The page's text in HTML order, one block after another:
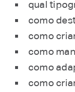
qual
como
como
como
como
como